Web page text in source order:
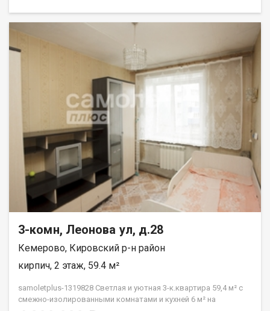
3-комн, Леонова ул, д.28
Кемерово, Кировский р-н район
кирпич, 2 этаж, 59.4 м²
samoletplus-1319828 Светлая и уютная 3-к.квартира 59,4 м² с
смежно-изолированными комнатами и кухней 6 м² на